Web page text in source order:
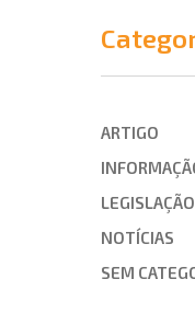
ARTIGO
LEGISLAÇÃO
NOTÍCIAS
SEM